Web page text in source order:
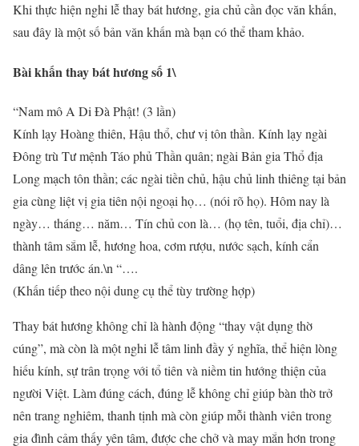
Khi thực hiện nghi lễ thay bát hương, gia chủ cần đọc văn khấn,
sau đây là một số bản văn khấn mà bạn có thể tham khảo.
Bài khấn thay bát hương số 1\
“Nam mô A Di Đà Phật! (3 lần)
Kính lạy Hoàng thiên, Hậu thổ, chư vị tôn thần. Kính lạy ngài
Đông trù Tư mệnh Táo phủ Thần quân; ngài Bản gia Thổ địa
Long mạch tôn thần; các ngài tiền chủ, hậu chủ linh thiêng tại bản
gia cùng liệt vị gia tiên nội ngoại họ… (nói rõ họ). Hôm nay là
ngày… tháng… năm… Tín chủ con là… (họ tên, tuổi, địa chỉ)…
thành tâm sắm lễ, hương hoa, cơm rượu, nước sạch, kính cẩn
dâng lên trước án.\n “….
(Khấn tiếp theo nội dung cụ thể tùy trường hợp)
Thay bát hương không chỉ là hành động “thay vật dụng thờ
cúng”, mà còn là một nghi lễ tâm linh đầy ý nghĩa, thể hiện lòng
hiếu kính, sự trân trọng với tổ tiên và niềm tin hướng thiện của
người Việt. Làm đúng cách, đúng lễ không chỉ giúp bàn thờ trở
nên trang nghiêm, thanh tịnh mà còn giúp mỗi thành viên trong
gia đình cảm thấy yên tâm, được che chở và may mắn hơn trong